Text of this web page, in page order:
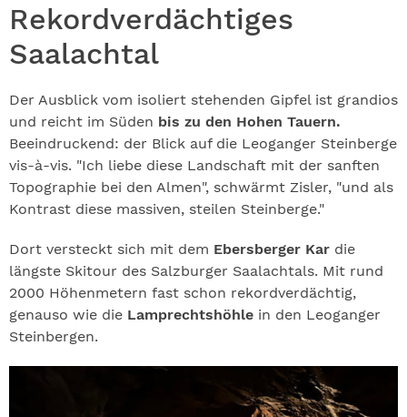
Rekordverdächtiges
Saalachtal
Der Ausblick vom isoliert stehenden Gipfel ist grandios
und reicht im Süden bis zu den Hohen Tauern.
Beeindruckend: der Blick auf die Leoganger Steinberge
vis-à-vis. "Ich liebe diese Landschaft mit der sanften
Topographie bei den Almen", schwärmt Zisler, "und als
Kontrast diese massiven, steilen Steinberge."
Dort versteckt sich mit dem Ebersberger Kar die
längste Skitour des Salzburger Saalachtals. Mit rund
2000 Höhenmetern fast schon rekordverdächtig,
genauso wie die Lamprechtshöhle in den Leoganger
Steinbergen.